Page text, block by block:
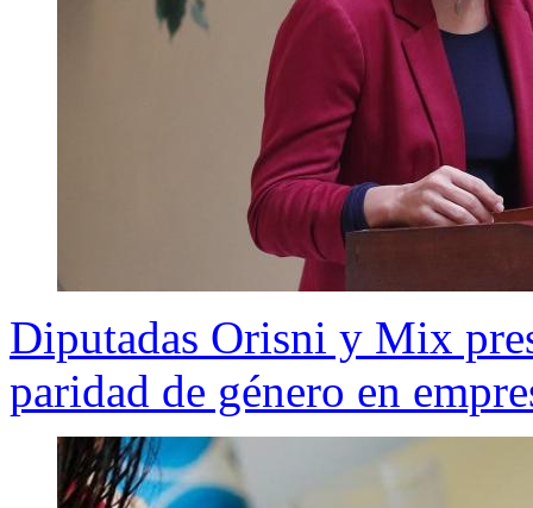
Diputadas Orisni y Mix
paridad de género en